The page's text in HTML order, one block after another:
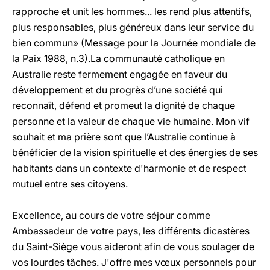
rapproche et unit les hommes... les rend plus attentifs,
plus responsables, plus généreux dans leur service du
bien commun» (Message pour la Journée mondiale de
la Paix 1988, n.3).La communauté catholique en
Australie reste fermement engagée en faveur du
développement et du progrès d’une société qui
reconnaît, défend et promeut la dignité de chaque
personne et la valeur de chaque vie humaine. Mon vif
souhait et ma prière sont que l’Australie continue à
bénéficier de la vision spirituelle et des énergies de ses
habitants dans un contexte d'harmonie et de respect
mutuel entre ses citoyens.
Excellence, au cours de votre séjour comme
Ambassadeur de votre pays, les différents dicastères
du Saint-Siège vous aideront afin de vous soulager de
vos lourdes tâches. J'offre mes vœux personnels pour